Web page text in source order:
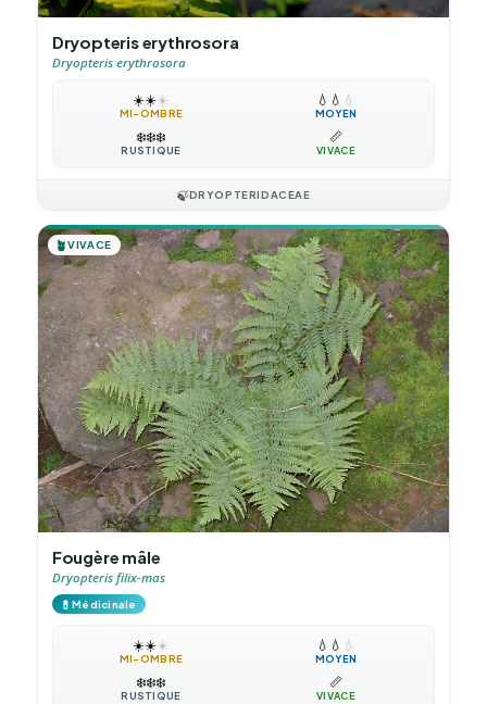
Dryopteris erythrosora
Dryopteris erythrosora
☀️☀️☀️
MI-OMBRE
💧 💧 💧
MOYEN
❄️❄️❄️
RUSTIQUE
📏
VIVACE
🍃DRYOPTERIDACEAE
🪴VIVACE
Fougère mâle
Dryopteris filix-mas
💊Médicinale
☀️☀️☀️
MI-OMBRE
💧 💧 💧
MOYEN
❄️❄️❄️
RUSTIQUE
📏
VIVACE